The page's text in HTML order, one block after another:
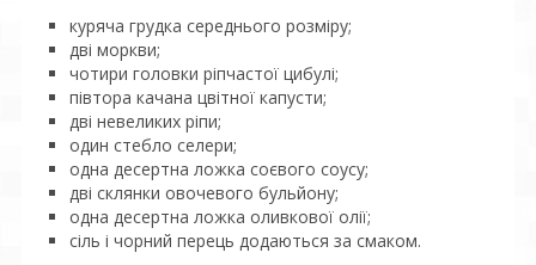
куряча грудка середнього розміру;
дві моркви;
чотири головки ріпчастої цибулі;
півтора качана цвітної капусти;
дві невеликих ріпи;
один стебло селери;
одна десертна ложка соєвого соусу;
дві склянки овочевого бульйону;
одна десертна ложка оливкової олії;
сіль і чорний перець додаються за смаком.